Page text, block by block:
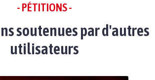
- PÉTITIONS -
soutenues par d'autres
utilisateurs